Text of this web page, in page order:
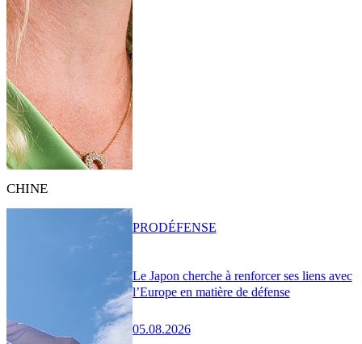
CHINE
Le Japon cherche à renforcer ses liens avec
l’Europe en matière de défense
05.08.2026
PRODÉFENSE